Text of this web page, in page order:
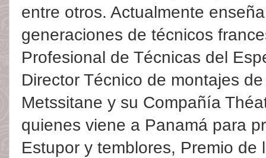
entre otros. Actualmente
generaciones de técnicos
Profesional de Técnicas del
Director Técnico de montajes
Metssitane y su Compañía
quienes viene a Panamá para
Estupor y temblores, Premio